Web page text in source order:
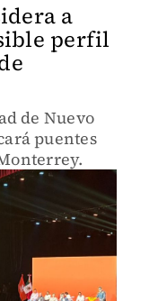
a
perfil
de Nuevo
puentes